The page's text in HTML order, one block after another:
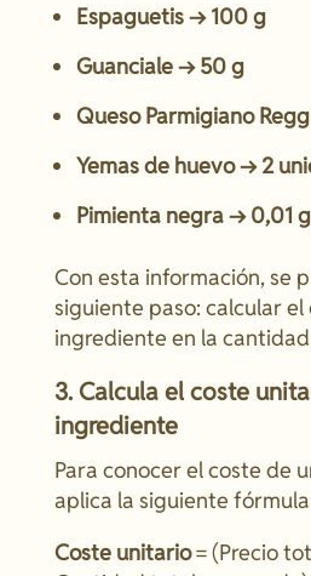
Espaguetis → 100 g
Guanciale → 50 g
Queso Parmigiano
Yemas de huevo → 2
Pimienta negra → 0,01 g
Con esta información, se
siguiente paso: calcular
ingrediente en la
3. Calcula el coste
ingrediente
Para conocer el coste de
aplica la siguiente
Coste unitario= (Precio